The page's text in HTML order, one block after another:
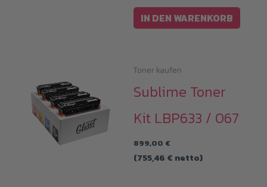
IN DEN WARENKORB
Toner kaufen
Sublime Toner
Kit LBP633 / 067
899,00 €
(755,46 € netto)